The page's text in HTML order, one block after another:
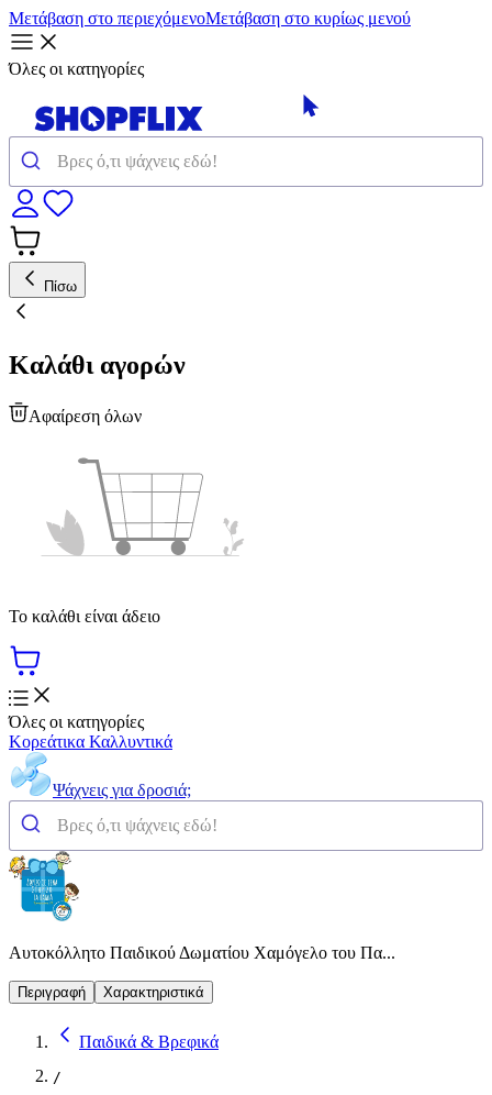
Μετάβαση στο περιεχόμενοΜετάβαση στο κυρίως μενού
Όλες οι κατηγορίες
Πίσω
Καλάθι αγορών
Αφαίρεση όλων
Το καλάθι είναι άδειο
Όλες οι κατηγορίες
Κορεάτικα Καλλυντικά
Ψάχνεις για δροσιά;
Αυτοκόλλητο Παιδικού Δωματίου Χαμόγελο του Πα...
Περιγραφή Χαρακτηριστικά
Παιδικά & Βρεφικά
/